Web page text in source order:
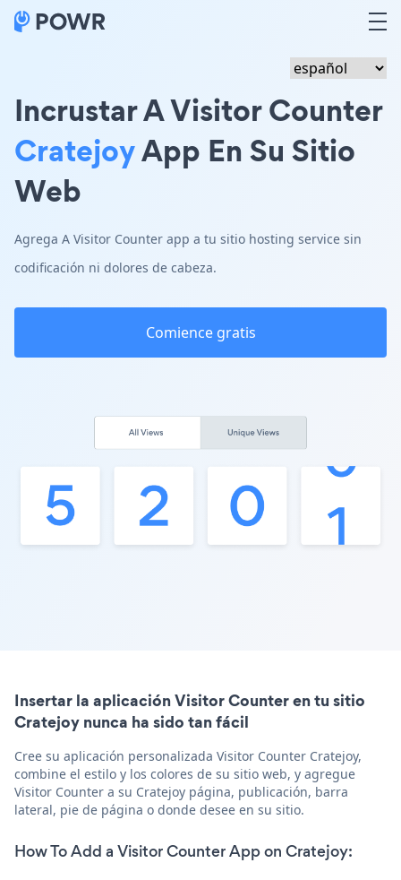
Incrustar A Visitor Counter
CratejoyApp En Su Sitio
Web
Agrega A Visitor Counter app a tu sitio hosting service sin
codificación ni dolores de cabeza.
Comience gratis
Insertar la aplicación Visitor Counter en tu sitio
Cratejoy nunca ha sido tan fácil
Cree su aplicación personalizada Visitor Counter Cratejoy,
combine el estilo y los colores de su sitio web, y agregue
Visitor Counter a su Cratejoy página, publicación, barra
lateral, pie de página o donde desee en su sitio.
How To Add a Visitor Counter App on Cratejoy: